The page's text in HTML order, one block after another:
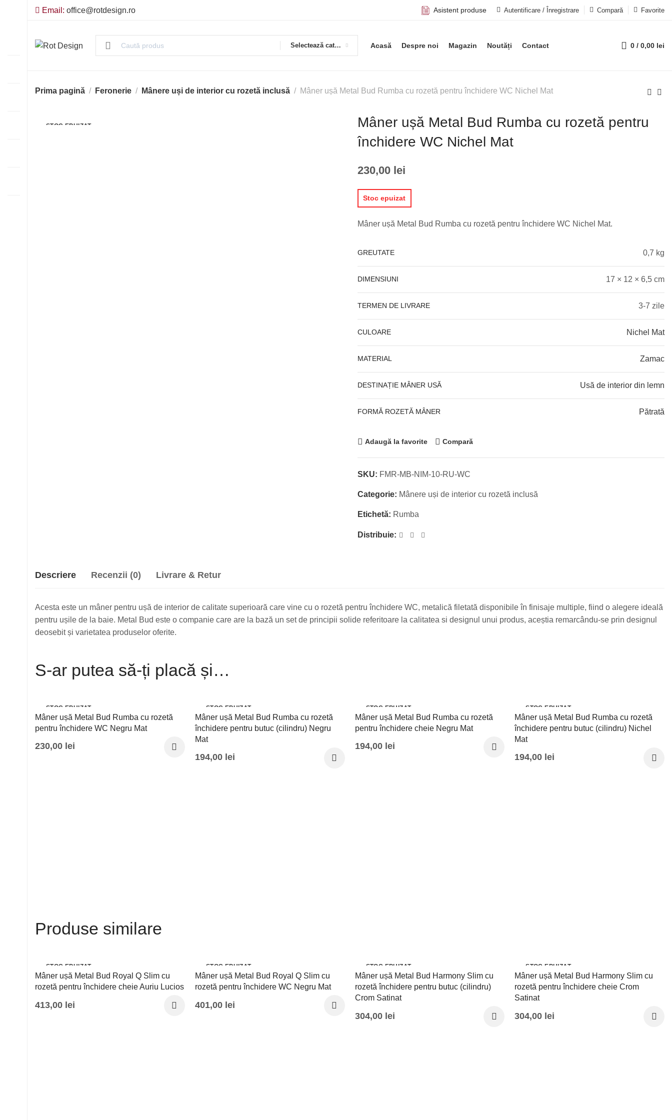
Email: office@rotdesign.ro Asistent produse Autentificare / Înregistrare Compară Favorite
Selectează categoria Acasă Despre noi Magazin Noutăți Contact 0 / 0,00 lei
Prima pagină Feronerie Mânere uși de interior cu rozetă inclusă Mâner ușă Metal Bud Rumba cu rozetă pentru închidere WC Nichel Mat
STOC EPUIZAT
Mâner ușă Metal Bud Rumba cu rozetă pentru
închidere WC Nichel Mat
230,00 lei
Stoc epuizat
Mâner ușă Metal Bud Rumba cu rozetă pentru închidere WC Nichel Mat.
GREUTATE 0,7 kg
DIMENSIUNI 17 × 12 × 6,5 cm
TERMEN DE LIVRARE 3-7 zile
CULOARE Nichel Mat
MATERIAL Zamac
DESTINAȚIE MÂNER USĂ Usă de interior din lemn
FORMĂ ROZETĂ MÂNER Pătrată
Adaugă la favorite Compară
SKU: FMR-MB-NIM-10-RU-WC
Categorie: Mânere uși de interior cu rozetă inclusă
Etichetă: Rumba
Distribuie:
Descriere Recenzii (0) Livrare & Retur
Acesta este un mâner pentru ușă de interior de calitate superioară care vine cu o rozetă pentru închidere WC, metalică filetată disponibile în finisaje multiple, fiind o alegere ideală
pentru ușile de la baie. Metal Bud este o companie care are la bază un set de principii solide referitoare la calitatea si designul unui produs, aceștia remarcându-se prin designul
deosebit și varietatea produselor oferite.
S-ar putea să-ți placă și…
STOC EPUIZAT
Mâner ușă Metal Bud Rumba cu rozetă
pentru închidere WC Negru Mat
230,00 lei
STOC EPUIZAT
Mâner ușă Metal Bud Rumba cu rozetă
închidere pentru butuc (cilindru) Negru
Mat
194,00 lei
STOC EPUIZAT
Mâner ușă Metal Bud Rumba cu rozetă
pentru închidere cheie Negru Mat
194,00 lei
STOC EPUIZAT
Mâner ușă Metal Bud Rumba cu rozetă
închidere pentru butuc (cilindru) Nichel
Mat
194,00 lei
Produse similare
STOC EPUIZAT
Mâner ușă Metal Bud Royal Q Slim cu
rozetă pentru închidere cheie Auriu Lucios
413,00 lei
STOC EPUIZAT
Mâner ușă Metal Bud Royal Q Slim cu
rozetă pentru închidere WC Negru Mat
401,00 lei
STOC EPUIZAT
Mâner ușă Metal Bud Harmony Slim cu
rozetă închidere pentru butuc (cilindru)
Crom Satinat
304,00 lei
STOC EPUIZAT
Mâner ușă Metal Bud Harmony Slim cu
rozetă pentru închidere cheie Crom
Satinat
304,00 lei